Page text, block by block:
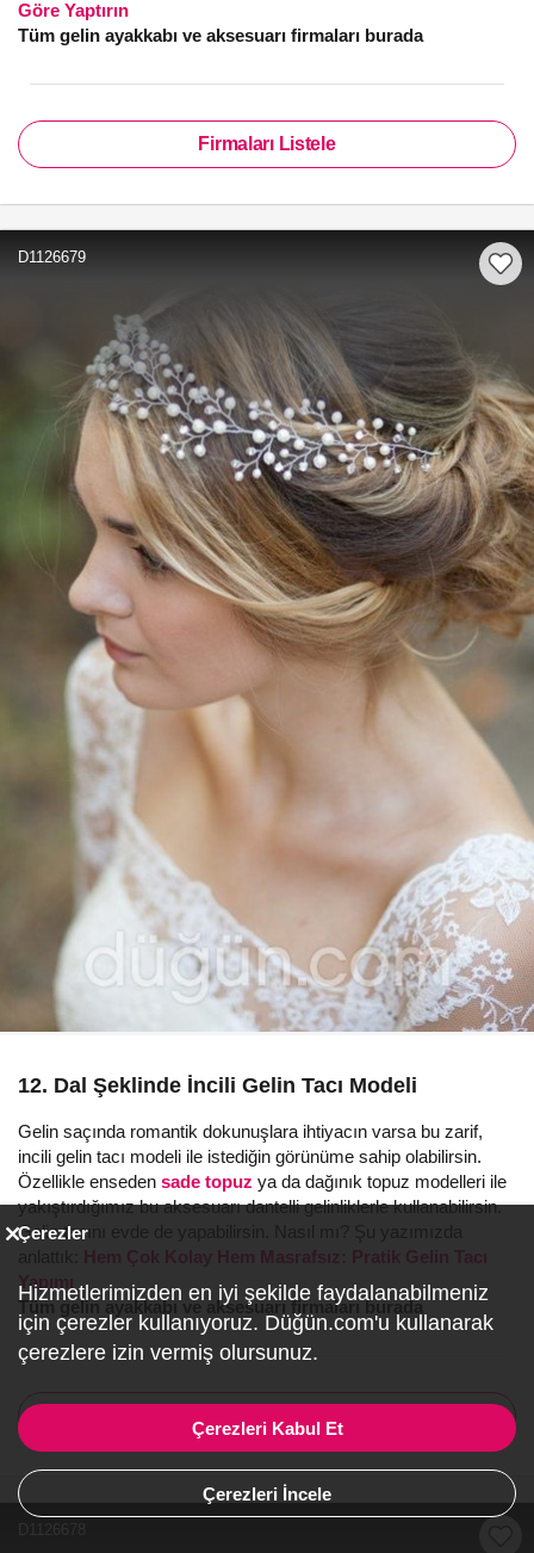
Göre Yaptırın
Tüm gelin ayakkabı ve aksesuarı firmaları burada
Firmaları Listele
D1126679
12. Dal Şeklinde İncili Gelin Tacı Modeli
Gelin saçında romantik dokunuşlara ihtiyacın varsa bu zarif,
incili gelin tacı modeli ile istediğin görünüme sahip olabilirsin.
Özellikle enseden sade topuz ya da dağınık topuz modelleri ile
yakıştırdığımız bu aksesuarı dantelli gelinliklerle kullanabilirsin.
Gelin tacını evde de yapabilirsin. Nasıl mı? Şu yazımızda
Hem Çok Kolay Hem Masrafsız: Pratik Gelin Tacı
Yapımı
Tüm gelin ayakkabı ve aksesuarı firmaları burada
Çerezler
Hizmetlerimizden en iyi şekilde faydalanabilmeniz
için çerezler kullanıyoruz. Düğün.com'u kullanarak
çerezlere izin vermiş olursunuz.
Çerezleri Kabul Et
Çerezleri İncele